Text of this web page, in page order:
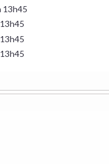
13h45